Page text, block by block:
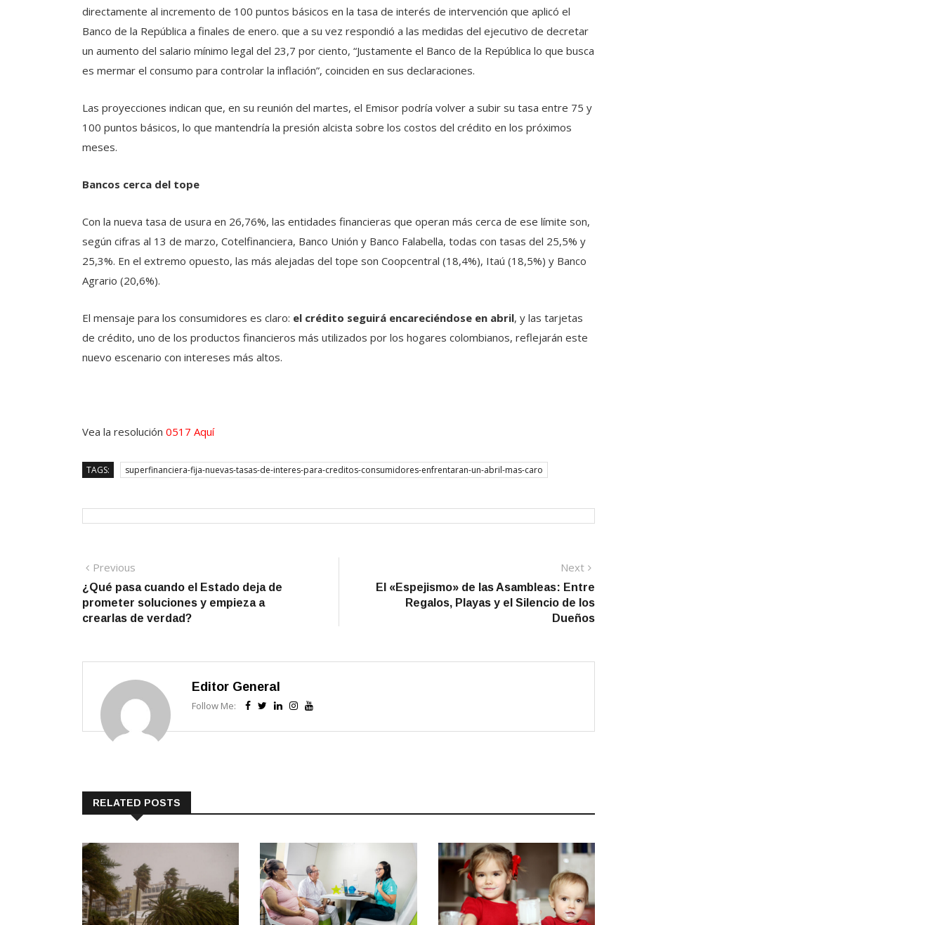
directamente al incremento de 100 puntos básicos en la tasa de interés de intervención que aplicó el
Banco de la República a finales de enero. que a su vez respondió a las medidas del ejecutivo de decretar
un aumento del salario mínimo legal del 23,7 por ciento, “Justamente el Banco de la República lo que busca
es mermar el consumo para controlar la inflación”, coinciden en sus declaraciones.
Las proyecciones indican que, en su reunión del martes, el Emisor podría volver a subir su tasa entre 75 y
100 puntos básicos, lo que mantendría la presión alcista sobre los costos del crédito en los próximos
meses.
Bancos cerca del tope
Con la nueva tasa de usura en 26,76%, las entidades financieras que operan más cerca de ese límite son,
según cifras al 13 de marzo, Cotelfinanciera, Banco Unión y Banco Falabella, todas con tasas del 25,5% y
25,3%. En el extremo opuesto, las más alejadas del tope son Coopcentral (18,4%), Itaú (18,5%) y Banco
Agrario (20,6%).
El mensaje para los consumidores es claro: el crédito seguirá encareciéndose en abril, y las tarjetas
de crédito, uno de los productos financieros más utilizados por los hogares colombianos, reflejarán este
nuevo escenario con intereses más altos.
Vea la resolución 0517 Aquí
TAGS: superfinanciera-fija-nuevas-tasas-de-interes-para-creditos-consumidores-enfrentaran-un-abril-mas-caro
Navegación
de
entradas
Previous
post:
¿Qué pasa cuando el Estado deja de
prometer soluciones y empieza a
crearlas de verdad?
Next
El «Espejismo» de las Asambleas: Entre
Regalos, Playas y el Silencio de los
Dueños
Editor General
Follow Me:
RELATED POSTS